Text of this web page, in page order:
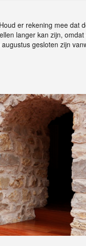
Houd er rekening mee dat
langer kan zijn,
augustus gesloten zijn